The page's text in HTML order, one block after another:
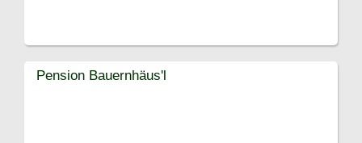
Pension Bauernhäus'l